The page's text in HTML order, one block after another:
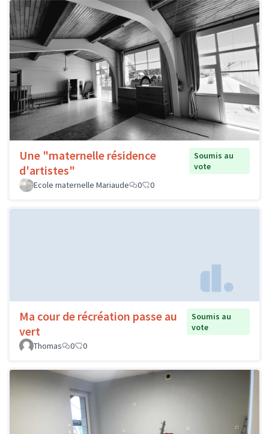
Une "maternelle résidence
d'artistes"
Soumis au
vote
Ecole maternelle Mariaude
0 0
Ma cour de récréation passe au
vert
Soumis au
vote
Thomas
0 0